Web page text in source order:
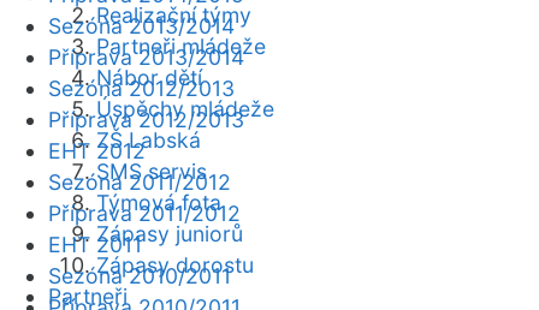
Realizační týmy
Partneři mládeže
Nábor dětí
Úspěchy mládeže
ZŠ Labská
SMS servis
Týmová fota
Zápasy juniorů
Zápasy dorostu
Partneři
Sezóna 2013/2014
Příprava 2013/2014
Sezóna 2012/2013
Příprava 2012/2013
EHT 2012
Sezóna 2011/2012
Příprava 2011/2012
EHT 2011
Sezóna 2010/2011